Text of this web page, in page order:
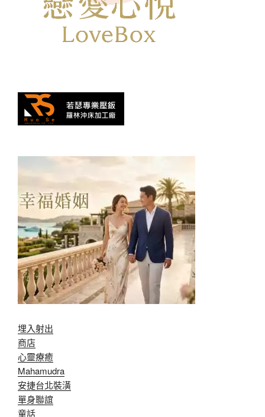
埋入射出
商店
心靈療癒
Mahamudra
安捷台北裝潢
單身聯誼
童話